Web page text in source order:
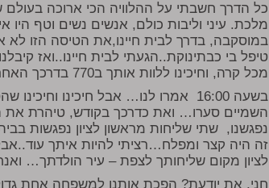
כל הדרך חשבתי על ההלוויה הכי ארוכה
מלכת. עיני וליבות כולם, אנשים נשים וטף
במוסקבה, בדרך לבית חיינו,את הטיסה הזו
טיפל בי כבתינוקת..הגעתי לבית חיינו..ואז
מכל קרה, וחיכינו ללוות אותך ב770 בדרכך האחרונה.
בשעה 16:00 אמרו לנו… אבל חיכינו
השמיים סערו… ואת כדרכך בקודש, טיהרת את
נפגשנו, שתי שליחות מראשון לציון נפגשות
זה היה קצר ומפלח…רציתי להיות איתך
לציון מקום שליחותך לצפת – עיר הולדתך…
חני, את יודעת? הפכת אותנו למשפחה אחת